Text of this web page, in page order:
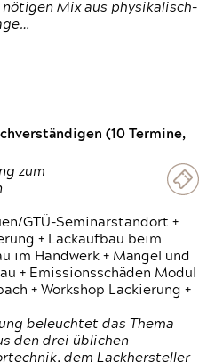
nötigen Mix aus physikalisch-
(10 Termine,
zum
GTÜ-Seminarstandort +
+ Lackaufbau beim
im Handwerk + Mängel und
+ Emissionsschäden Modul
+ Workshop Lackierung +
beleuchtet das Thema
den drei üblichen
dem Lackhersteller